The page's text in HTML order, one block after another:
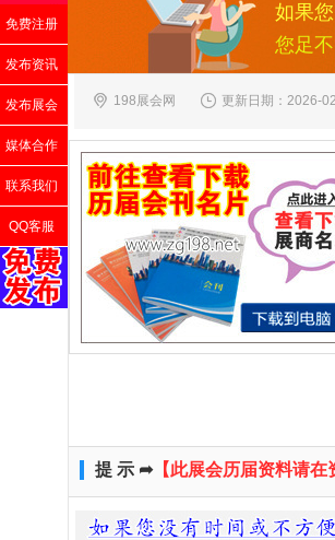
如果
您足
198展会网 更新日期：2026-
提 示 ➦【此展会历届资料请在
免费注册
发布资讯
发布展会
媒体合作
联系我们
QQ客服